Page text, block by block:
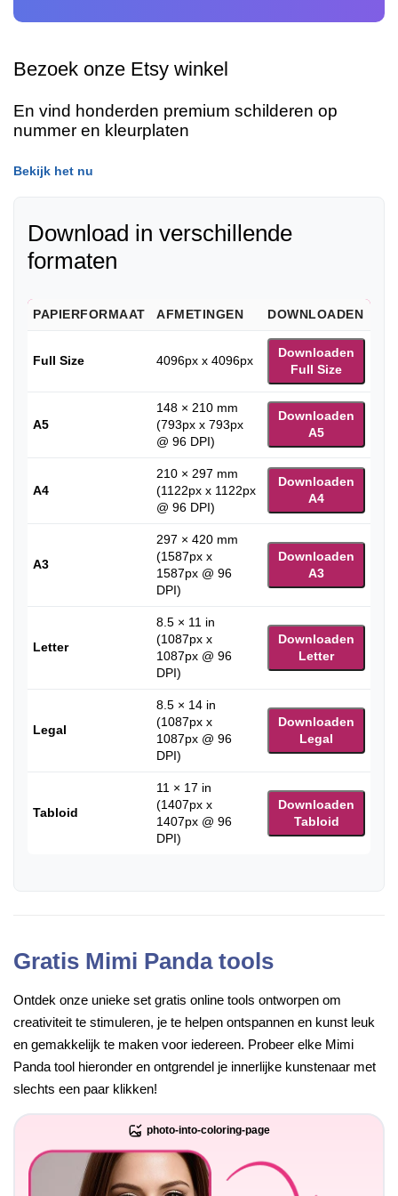
Bezoek onze Etsy winkel
En vind honderden premium schilderen op
nummer en kleurplaten
Bekijk het nu
Download in verschillende
formaten
PAPIERFORMAAT AFMETINGEN DOWNLOADEN
Full Size 4096px x 4096px
Downloaden
Full Size
A5
148 × 210 mm
(793px x 793px
@ 96 DPI)
Downloaden
A5
A4
210 × 297 mm
(1122px x 1122px
@ 96 DPI)
Downloaden
A4
A3
297 × 420 mm
(1587px x
1587px @ 96
DPI)
Downloaden
A3
Letter
8.5 × 11 in
(1087px x
1087px @ 96
DPI)
Downloaden
Letter
Legal
8.5 × 14 in
(1087px x
1087px @ 96
DPI)
Downloaden
Legal
Tabloid
11 × 17 in
(1407px x
1407px @ 96
DPI)
Downloaden
Tabloid
Gratis Mimi Panda tools
Ontdek onze unieke set gratis online tools ontworpen om
creativiteit te stimuleren, je te helpen ontspannen en kunst leuk
en gemakkelijk te maken voor iedereen. Probeer elke Mimi
Panda tool hieronder en ontgrendel je innerlijke kunstenaar met
slechts een paar klikken!
photo-into-coloring-page